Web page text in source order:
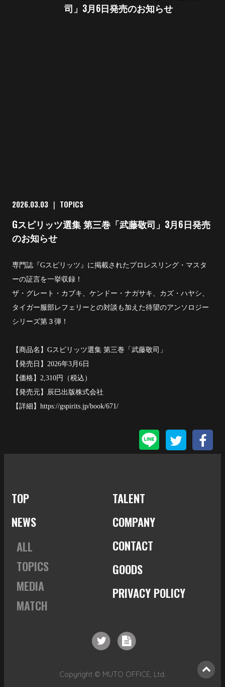
司」3月6日発売のお知らせ
2026.03.03 ｜ TOPICS
Gスピリッツ選集 第三巻「武藤敬司」3月6日発売
のお知らせ
専門誌『Gスピリッツ』に掲載されたプロレスリング・マスタ
ーの証言を一挙収録！
ザ・グレート・カブキ、ケンドー・ナガサキ、カズ・ハヤシ、
タイガー服部レフェリーとの対談も加えた待望のアンソロジー
シリーズ第３弾！
【商品名】Gスピリッツ選集 第三巻「武藤敬司」
【発売日】2026年3月6日
【価格】2,310円（税込）
【発売元】辰巳出版株式会社
【詳細】https://gspirits.jp/book/671/
TOP
NEWS
ALL
TOPICS
MEDIA
MATCH
TALENT
COMPANY
CONTACT
GOODS
PRIVACY POLICY
Copyright © MUTO OFFICE, Ltd.